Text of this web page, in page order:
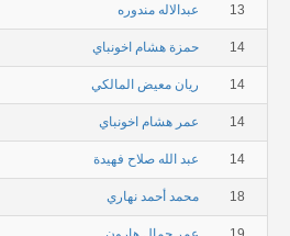
13 عبدالاله مندوره
14 حمزة هشام اخونباي
14 ريان معيض المالكي
14 عمر هشام اخونباي
14 عبد الله صلاح فهيدة
18 محمد أحمد نهاري